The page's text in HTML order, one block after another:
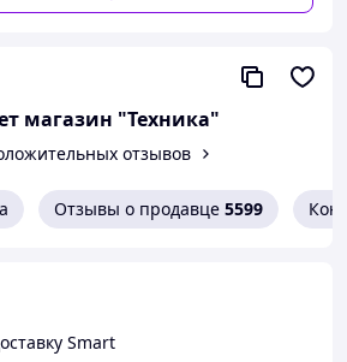
магазин "Техника"
отзывов
Отзывы о продавце 5599
Smart